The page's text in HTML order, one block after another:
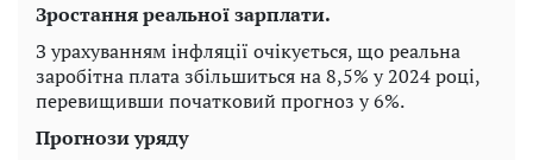
Зростання реальної зарплати.
З урахуванням інфляції очікується, що реальна
заробітна плата збільшиться на 8,5% у 2024 році,
перевищивши початковий прогноз у 6%.
Прогнози уряду